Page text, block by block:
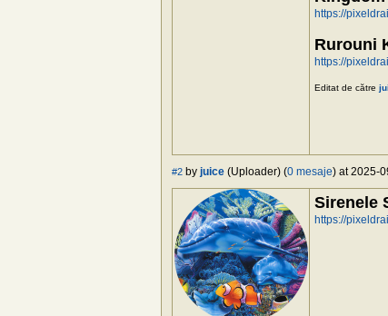
https://
Rurouni
https://
Editat de către
#2 by juice (Uploader) (0 mesaje) at 2025-
Sirenele
https://